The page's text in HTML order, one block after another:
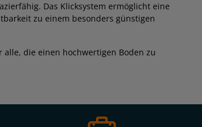
Das Klicksystem ermöglicht eine
zu einem besonders günstigen
die einen hochwertigen Boden zu